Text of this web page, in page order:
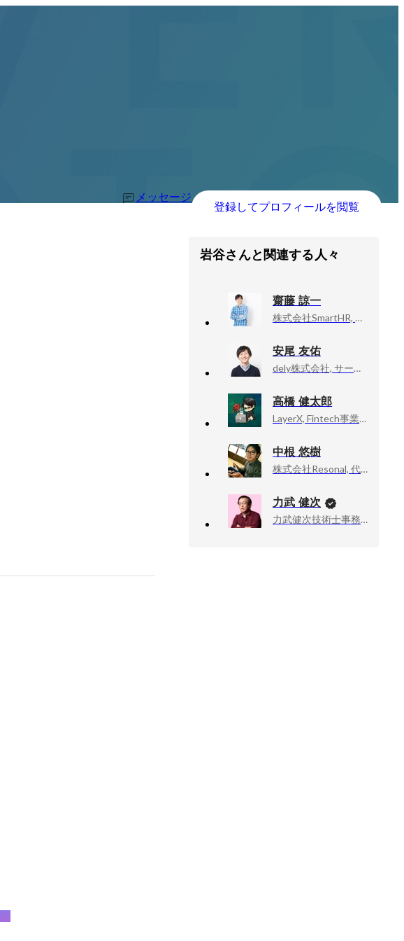
メッセージ
登録してプロフィールを閲覧
岩谷さんと関連する人々
齋藤 諒一
株式会社SmartHR, プロダクトエンジニアグループ
安尾 友佑
dely株式会社, サーバーサイドエンジニア兼PdM
高橋 健太郎
LayerX, Fintech事業部 VPoE
中根 悠樹
株式会社Resonal, 代表取締役
力武 健次
力武健次技術士事務所, 所長